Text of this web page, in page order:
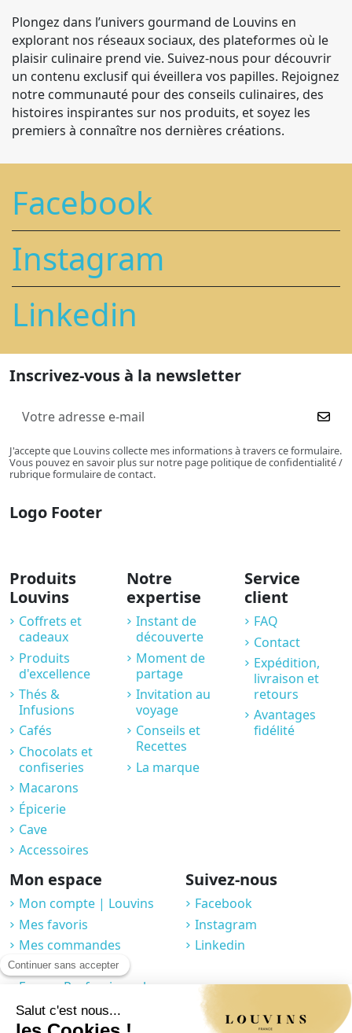
Plongez dans l’univers gourmand de Louvins en
explorant nos réseaux sociaux, des plateformes où le
plaisir culinaire prend vie. Suivez-nous pour découvrir
un contenu exclusif qui éveillera vos papilles. Rejoignez
notre communauté pour des conseils culinaires, des
histoires inspirantes sur nos produits, et soyez les
premiers à connaître nos dernières créations.
Facebook
Instagram
Linkedin
Inscrivez-vous à la newsletter
J'accepte que Louvins collecte mes informations à travers ce formulaire.
Vous pouvez en savoir plus sur notre page politique de confidentialité /
rubrique formulaire de contact.
Logo Footer
Produits
Louvins
Coffrets et
cadeaux
Produits
d'excellence
Thés &
Infusions
Cafés
Chocolats et
confiseries
Macarons
Épicerie
Cave
Accessoires
Notre
expertise
Instant de
découverte
Moment de
partage
Invitation au
voyage
Conseils et
Recettes
La marque
Service
client
FAQ
Contact
Expédition,
livraison et
retours
Avantages
fidélité
Mon espace
Mon compte | Louvins
Mes favoris
Mes commandes
Compte fidélité
Espace Professionnel
Suivez-nous
Facebook
Instagram
Linkedin